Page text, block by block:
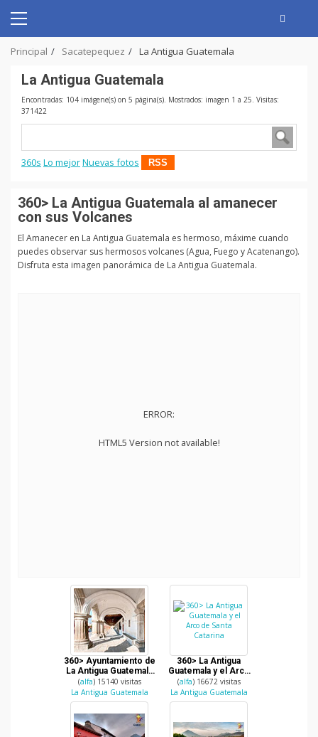
content
Primary
Principal Sacatepequez La Antigua Guatemala
La Antigua Guatemala
Encontradas: 104 imágene(s) on 5 página(s). Mostrados: imagen 1 a 25. Visitas:
371422
360s Lo mejorNuevas fotos RSS
360> La Antigua Guatemala al amanecer
con sus Volcanes
El Amanecer en La Antigua Guatemala es hermoso, máxime cuando
puedes observar sus hermosos volcanes (Agua, Fuego y Acatenango).
Disfruta esta imagen panorámica de La Antigua Guatemala.
ERROR:
HTML5 Version not available!
360> Ayuntamiento de
La Antigua Guatemala
viendo hacia el Parque
(alfa) 15140 visitas
La Antigua Guatemala
360> La Antigua
Guatemala y el Arco
de Santa Catarina
(alfa) 16672 visitas
La Antigua Guatemala